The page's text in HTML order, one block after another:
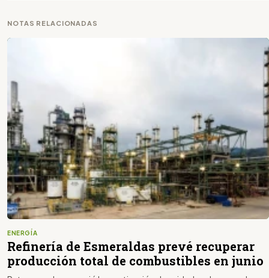
NOTAS RELACIONADAS
ENERGÍA
Refinería de Esmeraldas prevé recuperar
producción total de combustibles en junio